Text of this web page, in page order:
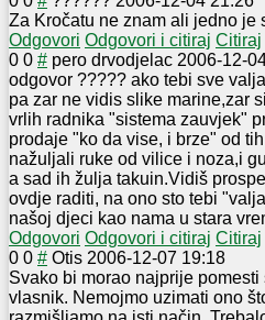
Za Kročatu ne znam ali jedno
Odgovori Odgovori i citiraj Citiraj
0 0 # pero drvodjelac 2006-12-
odgovor ????? ako tebi sve
pa zar ne vidis slike marine,zar
vrlih radnika "sistema zauvjek"
prodaje "ko da vise, i brze" od
nažuljali ruke od vilice i noza,i
a sad ih žulja takuin.Vidiš
ovdje raditi, na ono sto tebi
našoj djeci kao nama u stara
Odgovori Odgovori i citiraj Citiraj
0 0 # Otis 2006-12-07 19:18
Svako bi morao najprije
vlasnik. Nemojmo uzimati ono